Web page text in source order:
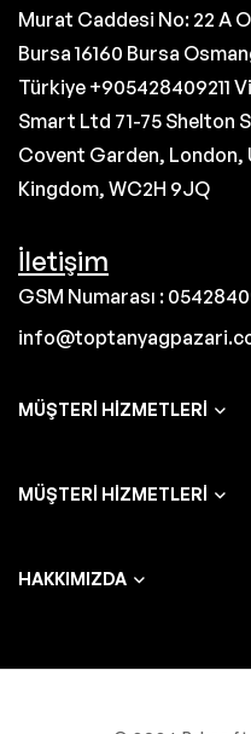
Murat Caddesi No: 22 A
Bursa 16160 Bursa
Türkiye +905428409211
Smart Ltd 71-75 Shelton
Covent Garden, London,
Kingdom, WC2H 9JQ
İletişim
GSM Numarası :
MÜŞTERI HIZMETLERI
MÜŞTERI HIZMETLERI
HAKKIMIZDA